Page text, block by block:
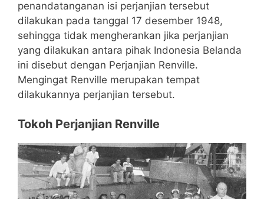
penandatanganan isi perjanjian tersebut
dilakukan pada tanggal 17 desember 1948,
sehingga tidak mengherankan jika perjanjian
yang dilakukan antara pihak Indonesia Belanda
ini disebut dengan Perjanjian Renville.
Mengingat Renville merupakan tempat
dilakukannya perjanjian tersebut.
Tokoh Perjanjian Renville